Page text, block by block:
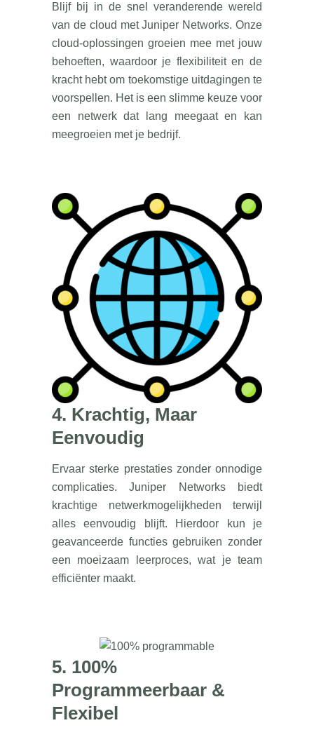
Blijf bij in de snel veranderende wereld
van de cloud met Juniper Networks. Onze
cloud-oplossingen groeien mee met jouw
behoeften, waardoor je flexibiliteit en de
kracht hebt om toekomstige uitdagingen te
voorspellen. Het is een slimme keuze voor
een netwerk dat lang meegaat en kan
meegroeien met je bedrijf.
4. Krachtig, Maar
Eenvoudig
Ervaar sterke prestaties zonder onnodige
complicaties. Juniper Networks biedt
krachtige netwerkmogelijkheden terwijl
alles eenvoudig blijft. Hierdoor kun je
geavanceerde functies gebruiken zonder
een moeizaam leerproces, wat je team
efficiënter maakt.
5. 100%
Programmeerbaar &
Flexibel